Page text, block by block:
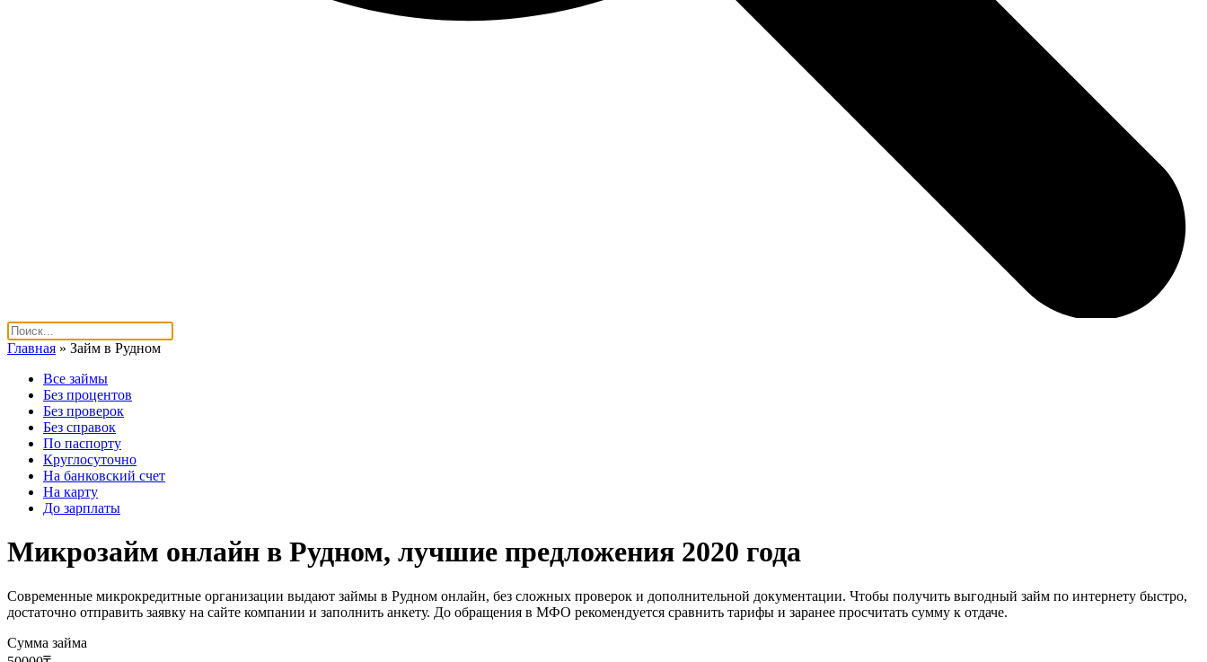
Главная » Займ в Рудном
Все займы
Без процентов
Без проверок
Без справок
По паспорту
Круглосуточно
На банковский счет
На карту
До зарплаты
Микрозайм онлайн в Рудном, лучшие предложения 2020 года
Современные микрокредитные организации выдают займы в Рудном онлайн, без сложных проверок и дополнительной документации. Чтобы получить выгодный займ по интернету быстро,
достаточно отправить заявку на сайте компании и заполнить анкету. До обращения в МФО рекомендуется сравнить тарифы и заранее просчитать сумму к отдаче.
Сумма займа